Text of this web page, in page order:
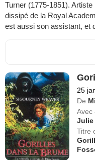
Turner (1775-1851).
dissipé de la Royal
est aussi son assistant, et
25
De
Avec
Julie
Titre